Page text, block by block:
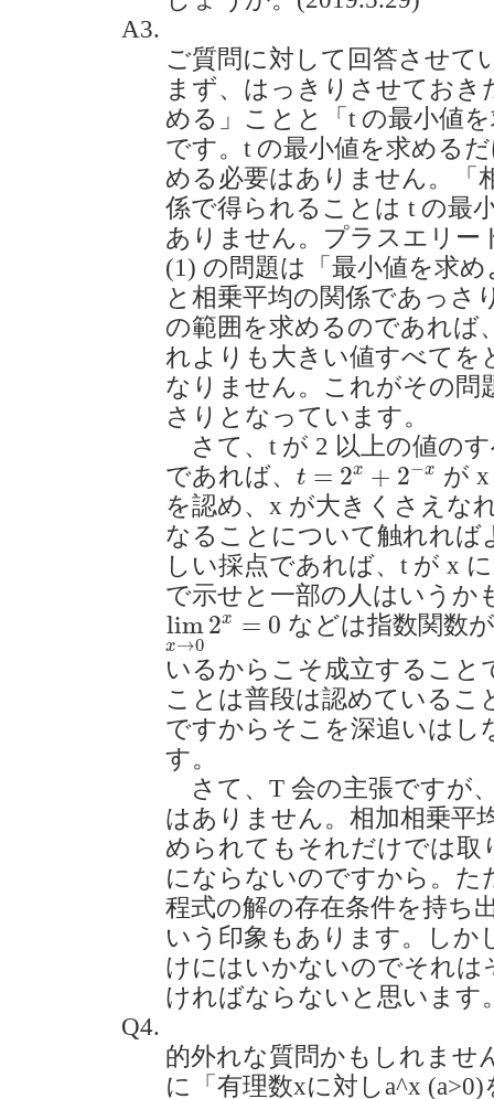
A3.
ご質問に対して回答させて
まず、はっきりさせておき
める」ことと「t の最小値
です。t の最小値を求める
める必要はありません。「
係で得られることは t の最
ありません。プラスエリー
(1) の問題は「最小値を求
と相乗平均の関係であっさ
の範囲を求めるのであれば
れよりも大きい値すべてを
なりません。これがその問
さりとなっています。
さて、t が 2 以上の値の
であれば、 t = 2x + 2−x
t =2 x+2−x
が
を認め、x が大きくさえな
なることについて触れれば
しい採点であれば、t が x
で示せと一部の人はいうか
lim
x→0
2x = 0
limx→ 02x =0
などは指数関数
いるからこそ成立すること
ことは普段は認めているこ
ですからそこを深追いはし
す。
さて、T 会の主張ですが
はありません。相加相乗平
められてもそれだけでは取
にならないのですから。た
程式の解の存在条件を持ち
いう印象もあります。しか
けにはいかないのでそれは
ければならないと思います
Q4.
的外れな質問かもしれませ
に「有理数xに対しa^x